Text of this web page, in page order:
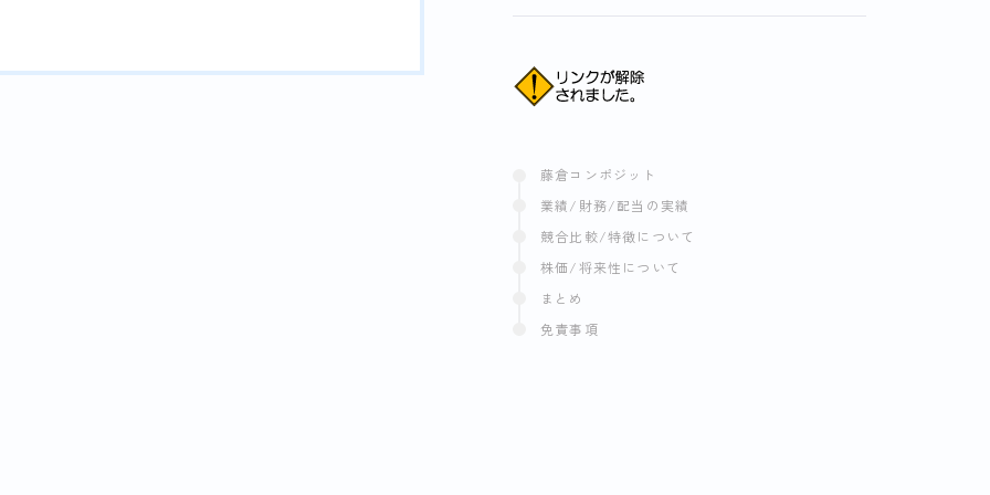
藤倉コンポジット
業績/財務/配当の実績
競合比較/特徴について
株価/将来性について
まとめ
免責事項